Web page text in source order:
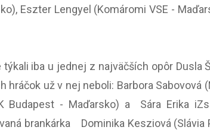
Eszter Lengyel (Komáromi VSE -
iba u jednej z najväčších opôr Dusla
hráčok už v nej neboli: Barbora Sabovová
Budapest - Maďarsko) a Sára Erika
brankárka Dominika Kesziová (Slávia